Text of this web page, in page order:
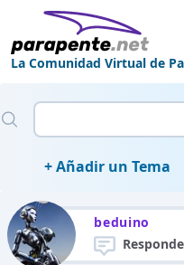
La Comunidad Virtual de
+ Añadir un Tema
beduino